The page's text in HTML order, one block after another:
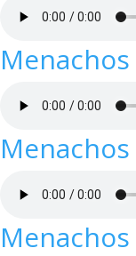
Menachos
Menachos
Menachos